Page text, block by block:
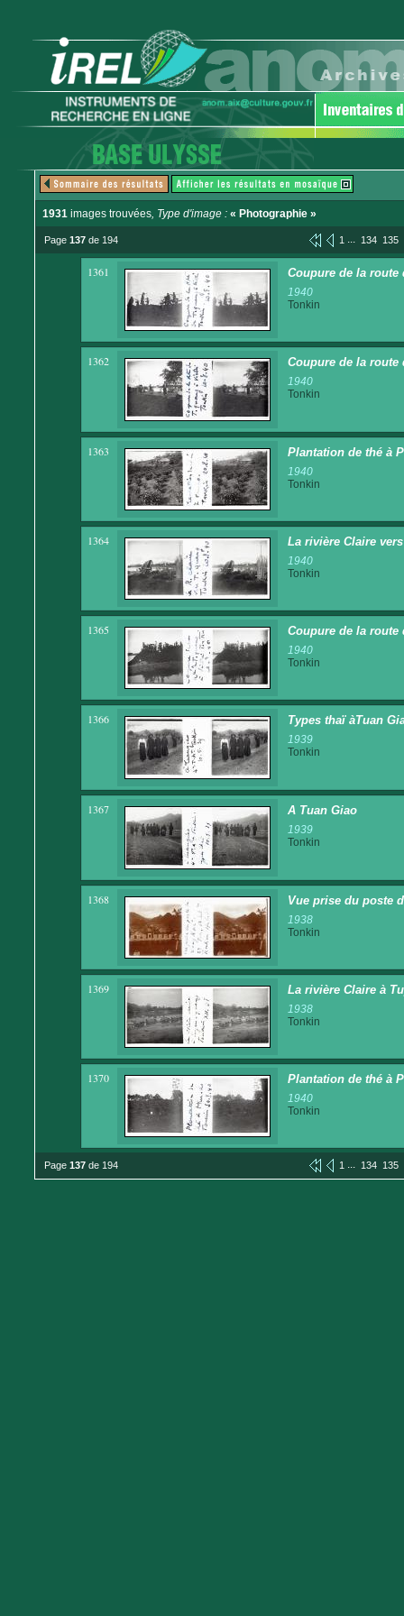
1931 images trouvées, Type d'image : « Photographie »
Page 137 de 194 1 ... 134 135
1361 Coupure de la route
1940
Tonkin
1362 Coupure de la route
1940
Tonkin
1363 Plantation de thé à
1940
Tonkin
1364 La rivière Claire
1940
Tonkin
1365 Coupure de la route
1940
Tonkin
1366 Types thaï àTuan
1939
Tonkin
1367 A Tuan Giao
1939
Tonkin
1368 Vue prise du poste
1938
Tonkin
1369 La rivière Claire à
1938
Tonkin
1370 Plantation de thé à
1940
Tonkin
Page 137 de 194 1 ... 134 135